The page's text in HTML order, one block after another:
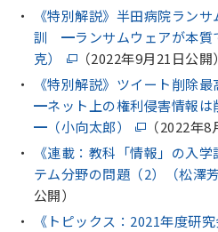
《特別解説》半田病院ラン
訓 ━ランサムウェアが本質
克）
（2022年9月21日公開）
《特別解説》ツイート削除
━ネット上の権利侵害情報は
━（小向太郎）
（2022年8
《連載：教科「情報」の入
テム分野の問題（2）（松澤芳
公開）
《トピックス：2021年度研